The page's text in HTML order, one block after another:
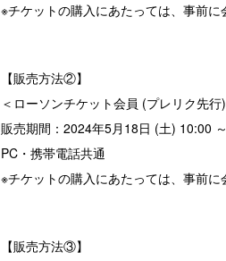
※チケットの購入にあたっては、事前に
【販売方法②】
＜ローソンチケット会員 (プレリク先行
販売期間：2024年5月18日 (土) 10:00
PC・携帯電話共通
※チケットの購入にあたっては、事前に
【販売方法③】